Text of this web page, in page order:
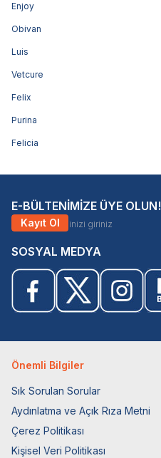
Enjoy
Obivan
Luis
Vetcure
Felix
Purina
Felicia
E-BÜLTENİMİZE ÜYE OLUN!
Kayıt Ol
SOSYAL MEDYA
Önemli Bilgiler
Sık Sorulan Sorular
Aydınlatma ve Açık Rıza Metni
Çerez Politikası
Kişisel Veri Politikası